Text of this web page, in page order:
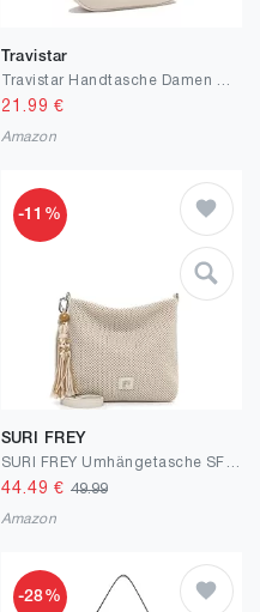
Travistar
21.99 €
Amazon
-11%
SURI FREY
44.49 € 49.99
Amazon
-28%